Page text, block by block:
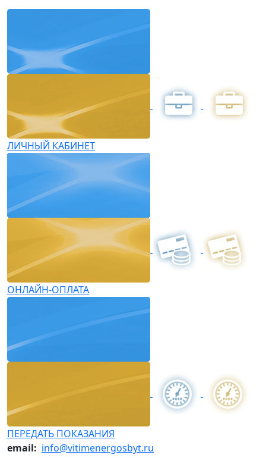
ЛИЧНЫЙ КАБИНЕТ
ОНЛАЙН-ОПЛАТА
ПЕРЕДАТЬ ПОКАЗАНИЯ
email: info@vitimenergosbyt.ru